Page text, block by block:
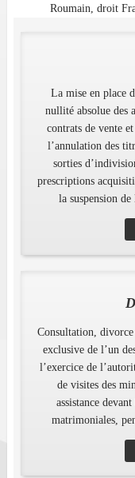
Roumain, droit
La mise en place
nullité absolue des
contrats de vente
l’annulation des
sorties
prescriptions
la suspension
Consultation,
exclusive de l’un
l’exercice de
de visites des
assistance
matrimoniales,